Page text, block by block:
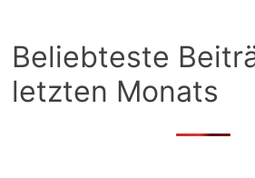
Beliebteste
letzten Monats